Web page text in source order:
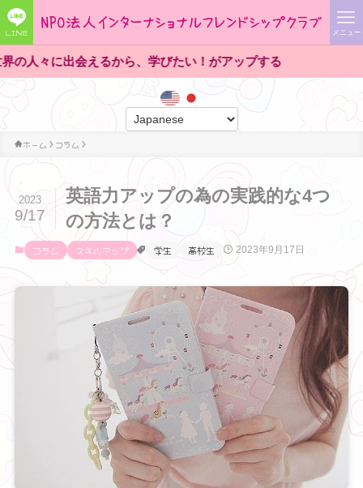
LINE メニュー
会えるから、学びたい！がアップする
ホーム コラム
英語力アップの為の実践的な4つ
の方法とは？
2023
9/17
コラム スキルアップ 学生 高校生 2023年9月17日